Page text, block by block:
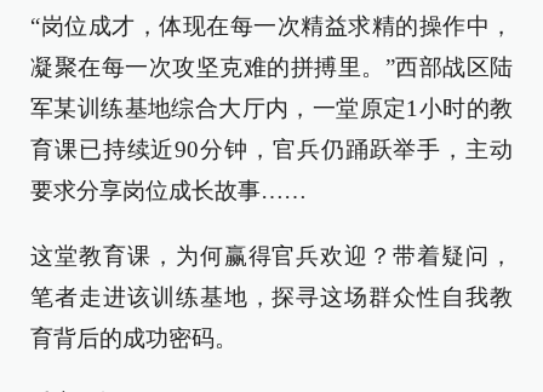
“岗位成才，体现在每一次精益求精的操作中，
凝聚在每一次攻坚克难的拼搏里。”西部战区陆
军某训练基地综合大厅内，一堂原定1小时的教
育课已持续近90分钟，官兵仍踊跃举手，主动
要求分享岗位成长故事……
这堂教育课，为何赢得官兵欢迎？带着疑问，
笔者走进该训练基地，探寻这场群众性自我教
育背后的成功密码。